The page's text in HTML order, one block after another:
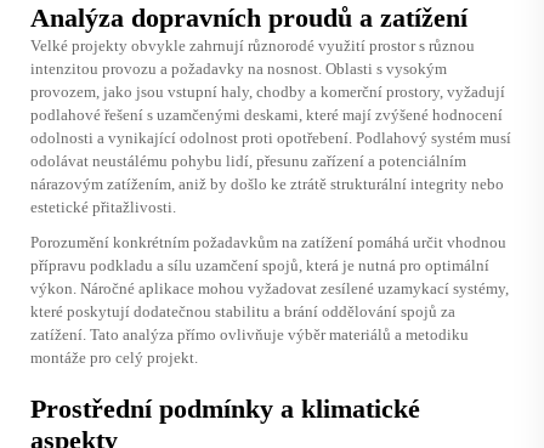
Analýza dopravních proudů a zatížení
Velké projekty obvykle zahrnují různorodé využití prostor s různou
intenzitou provozu a požadavky na nosnost. Oblasti s vysokým
provozem, jako jsou vstupní haly, chodby a komerční prostory, vyžadují
podlahové řešení s uzamčenými deskami, které mají zvýšené hodnocení
odolnosti a vynikající odolnost proti opotřebení. Podlahový systém musí
odolávat neustálému pohybu lidí, přesunu zařízení a potenciálním
nárazovým zatížením, aniž by došlo ke ztrátě strukturální integrity nebo
estetické přitažlivosti.
Porozumění konkrétním požadavkům na zatížení pomáhá určit vhodnou
přípravu podkladu a sílu uzamčení spojů, která je nutná pro optimální
výkon. Náročné aplikace mohou vyžadovat zesílené uzamykací systémy,
které poskytují dodatečnou stabilitu a brání oddělování spojů za
zatížení. Tato analýza přímo ovlivňuje výběr materiálů a metodiku
montáže pro celý projekt.
Prostřední podmínky a klimatické
aspekty